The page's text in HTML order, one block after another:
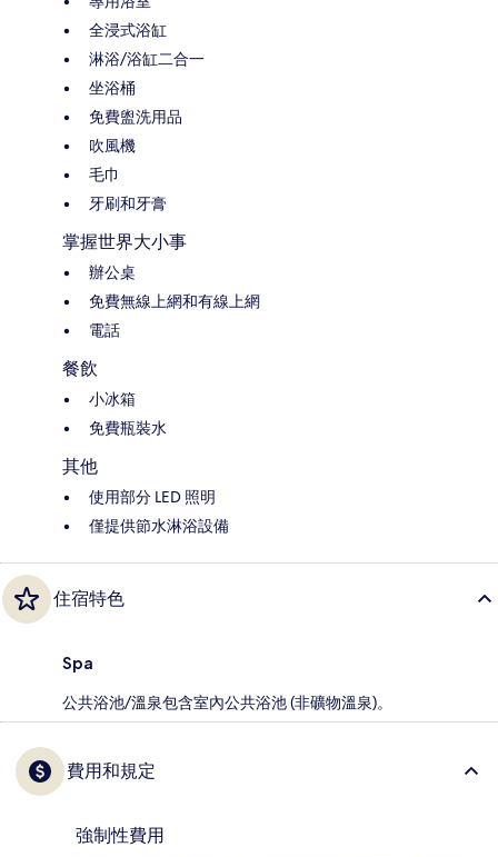
全浸式浴缸
淋浴/浴缸二合一
坐浴桶
免費盥洗用品
吹風機
毛巾
牙刷和牙膏
掌握世界大小事
辦公桌
免費無線上網和有線上網
電話
餐飲
小冰箱
免費瓶裝水
其他
使用部分 LED 照明
僅提供節水淋浴設備
住宿特色
Spa
公共浴池/溫泉包含室內公共浴池 (非礦物溫泉)。
費用和規定
強制性費用